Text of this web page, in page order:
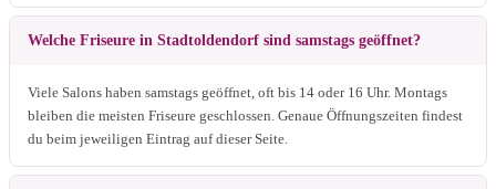
Welche Friseure in Stadtoldendorf sind samstags geöffnet?
Viele Salons haben samstags geöffnet, oft bis 14 oder 16 Uhr. Montags
bleiben die meisten Friseure geschlossen. Genaue Öffnungszeiten findest
du beim jeweiligen Eintrag auf dieser Seite.